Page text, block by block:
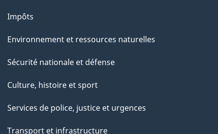
Impôts
Environnement et ressources naturelles
Sécurité nationale et défense
Culture, histoire et sport
Services de police, justice et urgences
Transport et infrastructure